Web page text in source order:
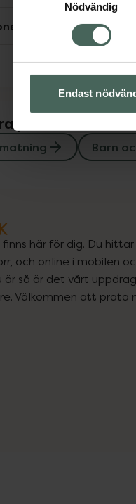
Nödvändig
Endast
produkter inom
Barn
här för dig. Du hittar
och online i mobilen
är så är det vårt
Välkommen att prata